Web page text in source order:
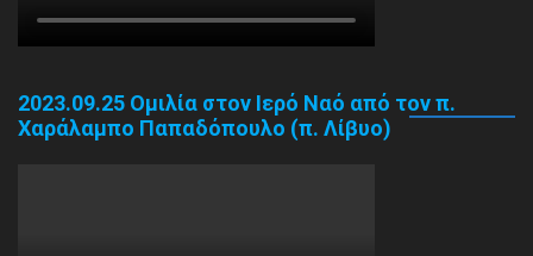
2023.09.25 Ομιλία στον Ιερό Ναό από τον π.
Χαράλαμπο Παπαδόπουλο (π. Λίβυο)